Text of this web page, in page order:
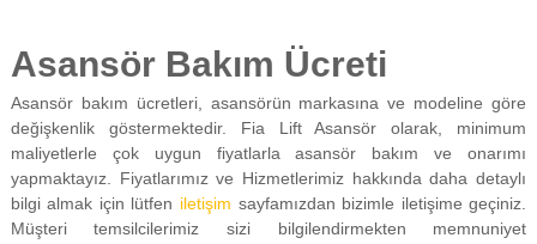
Asansör Bakım Ücreti
Asansör bakım ücretleri, asansörün markasına ve modeline göre
değişkenlik göstermektedir. Fia Lift Asansör olarak, minimum
maliyetlerle çok uygun fiyatlarla asansör bakım ve onarımı
yapmaktayız. Fiyatlarımız ve Hizmetlerimiz hakkında daha detaylı
bilgi almak için lütfen iletişim sayfamızdan bizimle iletişime geçiniz.
Müşteri temsilcilerimiz sizi bilgilendirmekten memnuniyet